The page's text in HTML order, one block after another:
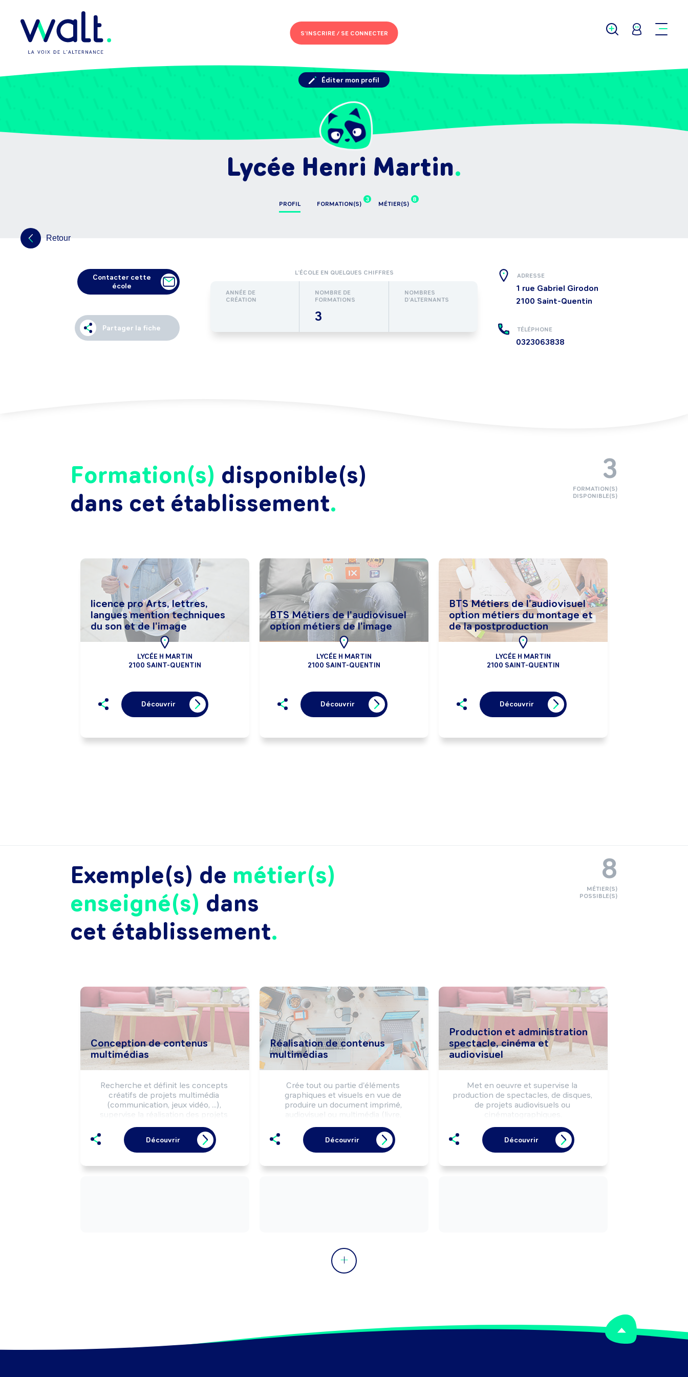
S'INSCRIRE /SE CONNECTER
Lycée Henri Martin
PROFIL
3
FORMATION(S)
8
MÉTIER(S)
Éditer mon profil
Retour
Contacter cette
école
Partager la fiche
L’ÉCOLE EN QUELQUES CHIFFRES
ANNÉE DE
CRÉATION
NOMBRE DE
FORMATIONS
3
NOMBRES
D’ALTERNANTS
ADRESSE
1 rue Gabriel Girodon
2100 Saint-Quentin
TÉLÉPHONE
0323063838
Formation(s) disponible(s)
dans cet établissement
licence pro Arts, lettres,
langues mention techniques
du son et de l'image
LYCÉE H MARTIN
2100 SAINT-QUENTIN
Découvrir
BTS Métiers de l'audiovisuel
option métiers de l'image
LYCÉE H MARTIN
2100 SAINT-QUENTIN
Découvrir
BTS Métiers de l'audiovisuel
option métiers du montage et
de la postproduction
LYCÉE H MARTIN
2100 SAINT-QUENTIN
Découvrir
3
FORMATION(S)
DISPONIBLE(S)
Exemple(s) de métier(s)
enseigné(s) dans
cet établissement
Conception de contenus
multimédias
Recherche et définit les concepts
créatifs de projets multimédia
(communication, jeux vidéo, ...),
supervise la réalisation des projets
en cohérence avec la stratégie
commerciale.
Peut coordonner une équipe.
Découvrir
Réalisation de contenus
multimédias
Crée tout ou partie d'éléments
graphiques et visuels en vue de
produire un document imprimé,
audiovisuel ou multimédia (livre,
d'animation, jeux vidéo, ...).
Peut se spécialiser dans le traitement
d'un ou plusieurs médias (textes,
Internet, ...) entrant dans la
Découvrir
Production et administration
spectacle, cinéma et
audiovisuel
Met en oeuvre et supervise la
production de spectacles, de disques,
de projets audiovisuels ou
cinématographiques.
administrative et l'encadrement du
personnel d'une production, d'une
compagnie ou d'un lieu de spectacle.
projet artistique d'un établissement
Découvrir
8
MÉTIER(S)
POSSIBLE(S)